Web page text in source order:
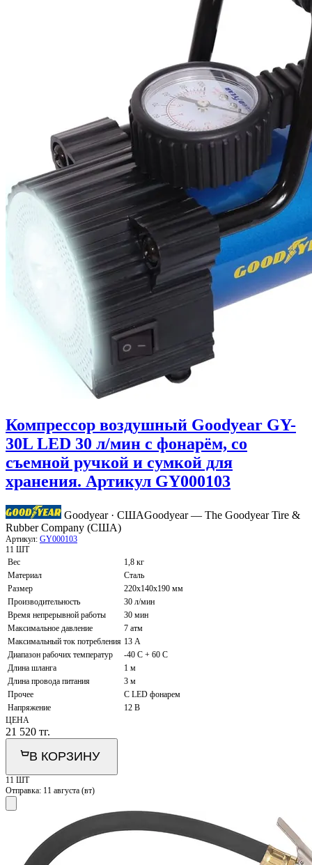
Компрессор воздушный Goodyear GY-
30L LED 30 л/мин с фонарём, со
съемной ручкой и сумкой для
хранения. Артикул GY000103
Goodyear · СШАGoodyear — The Goodyear Tire &
Rubber Company (США)
Артикул: GY000103
11 ШТ
Вес
1,8 кг
Материал
Сталь
Размер
220х140х190 мм
Производительность
30 л/мин
Время непрерывной работы
30 мин
Максимальное давление
7 атм
Максимальный ток потребления 13 А
Диапазон рабочих температур
-40 C + 60 C
Длина шланга
1 м
Длина провода питания
3 м
Прочее
С LED фонарем
Напряжение
12 В
ЦЕНА
21 520 тг.
В КОРЗИНУ
11 ШТ
Отправка: 11 августа (вт)